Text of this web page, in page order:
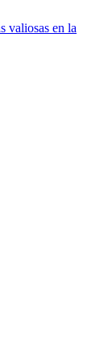
valiosas en la